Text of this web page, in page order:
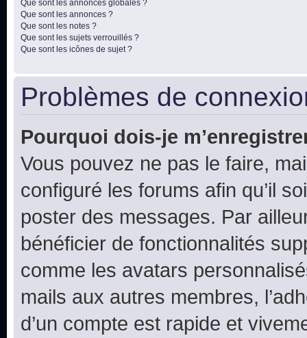
Que sont les annonces globales ?
Que sont les annonces ?
Que sont les notes ?
Que sont les sujets verrouillés ?
Que sont les icônes de sujet ?
Problèmes de
Pourquoi dois-je
Vous pouvez ne pas le faire,
configuré les forums afin qu’il
poster des messages. Par
bénéficier de fonctionnalités
comme les avatars
mails aux autres membres,
d’un compte est rapide et